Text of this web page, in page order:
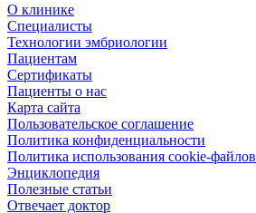
О клинике
Специалисты
Технологии эмбриологии
Пациентам
Сертификаты
Пациенты о нас
Карта сайта
Пользовательское соглашение
Политика конфиденциальности
Политика использования cookie-файлов
Энциклопедия
Полезные статьи
Отвечает доктор